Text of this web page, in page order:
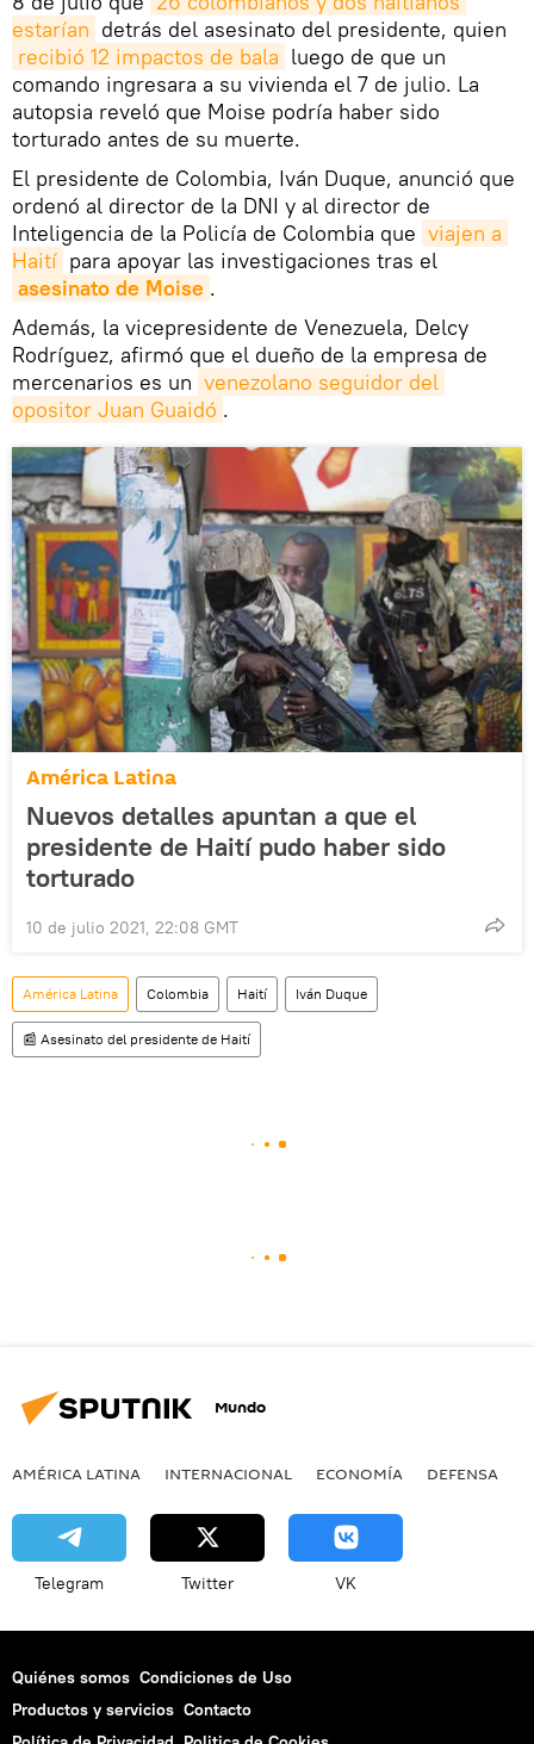
estarían detrás del asesinato del presidente, quien
recibió 12 impactos de bala luego de que un
comando ingresara a su vivienda el 7 de julio. La
autopsia reveló que Moise podría haber sido
torturado antes de su muerte.
El presidente de Colombia, Iván Duque, anunció que
ordenó al director de la DNI y al director de
Inteligencia de la Policía de Colombia que viajen a
Haití para apoyar las investigaciones tras el
asesinato de Moise .
Además, la vicepresidente de Venezuela, Delcy
Rodríguez, afirmó que el dueño de la empresa de
mercenarios es un venezolano seguidor del
opositor Juan Guaidó .
América Latina
Nuevos detalles apuntan a que el
presidente de Haití pudo haber sido
torturado
10 de julio 2021, 22:08 GMT
América Latina Colombia Haití Iván Duque
📰 Asesinato del presidente de Haití
Mundo
AMÉRICA LATINA INTERNACIONAL ECONOMÍA DEFENSA
Telegram Twitter VK
Quiénes somos Condiciones de Uso
Productos y servicios Contacto